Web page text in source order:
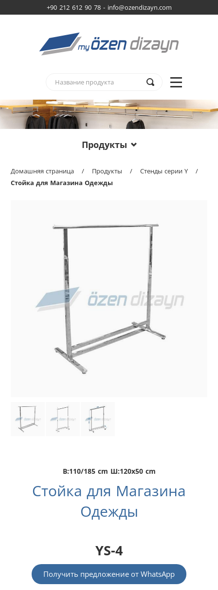
+90 212 612 90 78 - info@ozendizayn.com
Продукты
Домашняя страница / Продукты / Стенды серии Y
/
Стойка для Магазина Одежды
В:110/185 cm Ш:120x50 cm
Стойка для Магазина
Одежды
YS-4
Получить предложение от WhatsApp